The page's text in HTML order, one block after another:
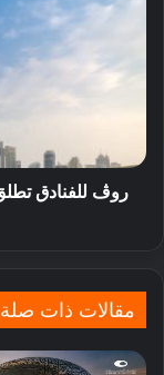
مقالات ذات صلة